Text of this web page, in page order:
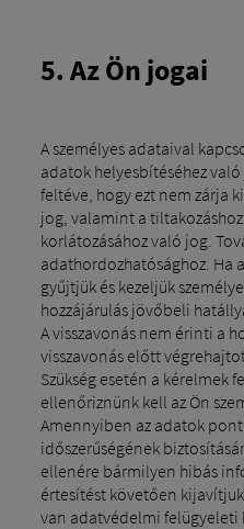
5. Az Ön jogai
A személyes adataival
adatok helyesbítéséhez
feltéve, hogy ezt nem zárja
jog, valamint a
korlátozásához való jog.
adathordozhatósághoz. Ha
gyűjtjük és kezeljük
hozzájárulás jövőbeli
A visszavonás nem érinti a
visszavonás előtt
Szükség esetén a kérelmek
ellenőriznünk kell az Ön
Amennyiben az adatok
időszerűségének
ellenére bármilyen hibás
értesítést követően
van adatvédelmi felügyeleti